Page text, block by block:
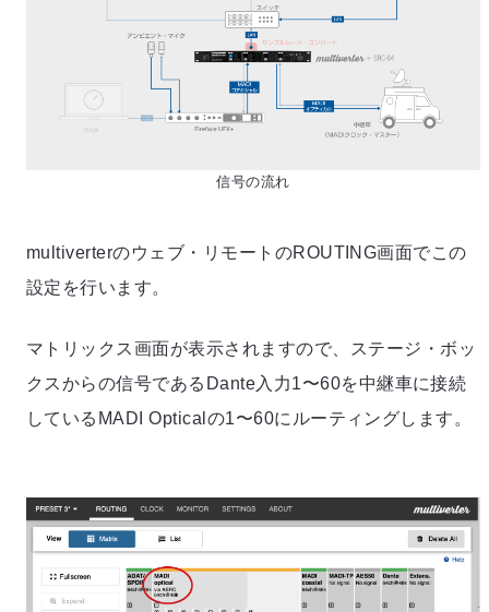
信号の流れ
multiverterのウェブ・リモートのROUTING画面でこの
設定を行います。
マトリックス画面が表示されますので、ステージ・ボッ
クスからの信号であるDante入力1〜60を中継車に接続
しているMADI Opticalの1〜60にルーティングします。